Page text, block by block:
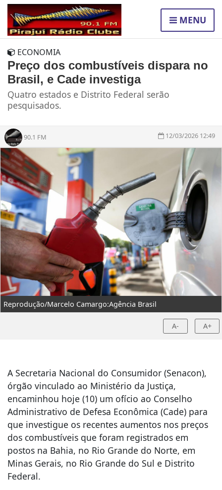
MENU
ECONOMIA
Preço dos combustíveis dispara no
Brasil, e Cade investiga
Quatro estados e Distrito Federal serão
pesquisados.
90.1 FM 12/03/2026 12:49
Reprodução/Marcelo Camargo:Agência Brasil
A- A+
A Secretaria Nacional do Consumidor (Senacon),
órgão vinculado ao Ministério da Justiça,
encaminhou hoje (10) um ofício ao Conselho
Administrativo de Defesa Econômica (Cade) para
que investigue os recentes aumentos nos preços
dos combustíveis que foram registrados em
postos na Bahia, no Rio Grande do Norte, em
Minas Gerais, no Rio Grande do Sul e Distrito
Federal.